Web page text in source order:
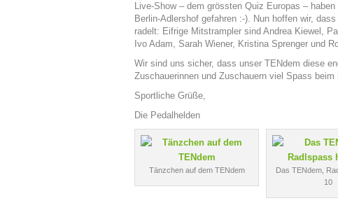
Live-Show – dem grössten Quiz Europas –
Berlin-Adlershof gefahren :-). Nun hoffen wir,
radelt: Eifrige Mitstrampler sind Andrea Kiewel,
Ivo Adam, Sarah Wiener, Kristina Sprenger und
Wir sind uns sicher, dass unser TENdem diese
Zuschauerinnen und Zuschauern viel Spass beim
Sportliche Grüße,
Die Pedalhelden
Tänzchen auf dem TENdem
Das TENdem,
10